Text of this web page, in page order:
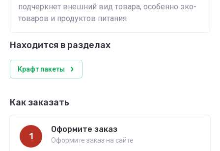
подчеркнет внешний вид товара, особенно эко-
товаров и продуктов питания
Находится в разделах
Крафт пакеты
Как заказать
1
Оформите заказ
Оформите заказ на сайте